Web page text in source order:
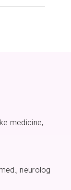
medicine,
neurolog